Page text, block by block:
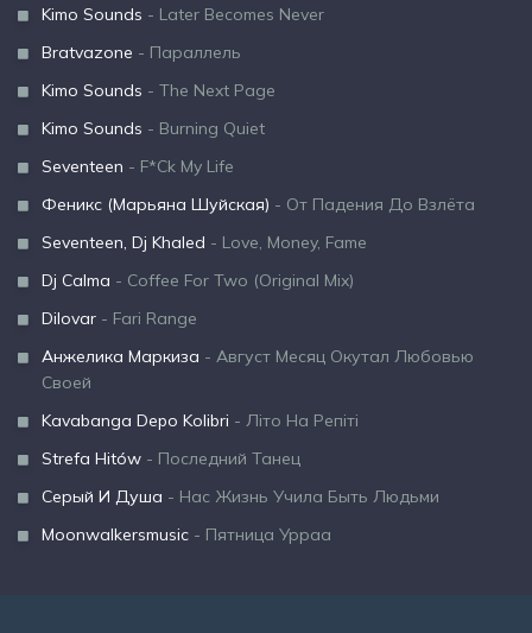
Kimo Sounds - Later Becomes Never
Bratvazone - Параллель
Kimo Sounds - The Next Page
Kimo Sounds - Burning Quiet
Seventeen - F*Ck My Life
Феникс (Марьяна Шуйская) - От Падения До Взлёта
Seventeen, Dj Khaled - Love, Money, Fame
Dj Calma - Coffee For Two (Original Mix)
Dilovar - Fari Range
Анжелика Маркиза - Август Месяц Окутал Любовью
Своей
Kavabanga Depo Kolibri - Літо На Репіті
Strefa Hitów - Последний Танец
Серый И Душа - Нас Жизнь Учила Быть Людьми
Moonwalkersmusic - Пятница Урраа